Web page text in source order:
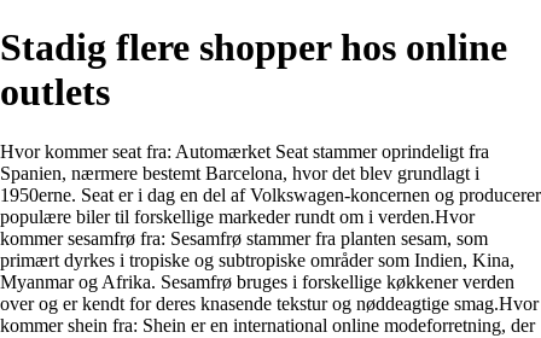
Stadig flere shopper hos online
outlets
Hvor kommer seat fra: Automærket Seat stammer oprindeligt fra
Spanien, nærmere bestemt Barcelona, hvor det blev grundlagt i
1950erne. Seat er i dag en del af Volkswagen-koncernen og producerer
populære biler til forskellige markeder rundt om i verden.Hvor
kommer sesamfrø fra: Sesamfrø stammer fra planten sesam, som
primært dyrkes i tropiske og subtropiske områder som Indien, Kina,
Myanmar og Afrika. Sesamfrø bruges i forskellige køkkener verden
over og er kendt for deres knasende tekstur og nøddeagtige smag.Hvor
kommer shein fra: Shein er en international online modeforretning, der